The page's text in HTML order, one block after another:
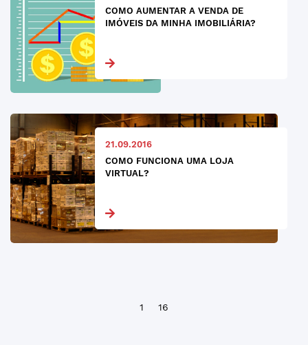
COMO AUMENTAR A VENDA DE
IMÓVEIS DA MINHA IMOBILIÁRIA?
21.09.2016
COMO FUNCIONA UMA LOJA
VIRTUAL?
1 16